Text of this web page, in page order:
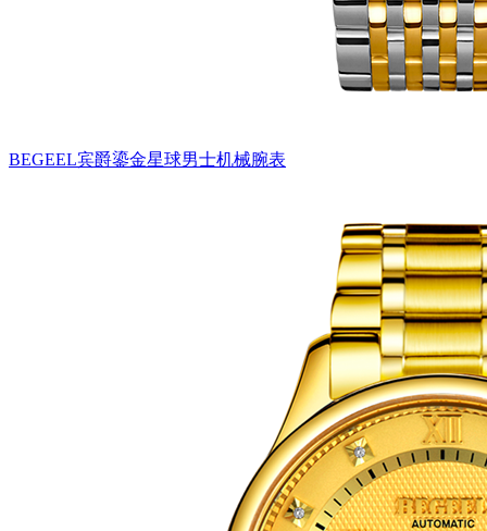
BEGEEL宾爵鎏金星球男士机械腕表